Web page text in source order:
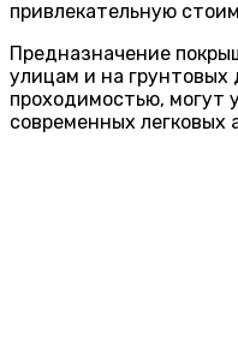
привлекательную
Предназначение
улицам и на грунтовых
проходимостью, могут
современных легковых